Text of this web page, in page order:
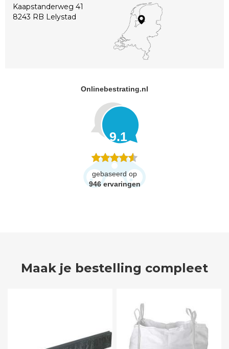
Kaapstanderweg 41
8243 RB Lelystad
Onlinebestrating.nl
9.1
gebaseerd op
946 ervaringen
Maak je bestelling compleet